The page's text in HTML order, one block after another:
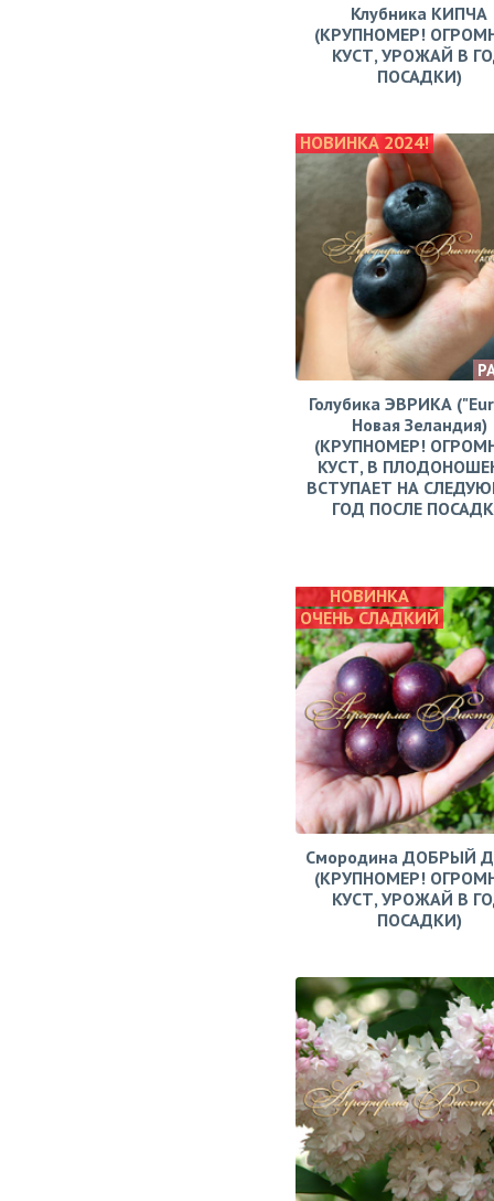
Клубника КИПЧА
(КРУПНОМЕР!
КУСТ, УРОЖАЙ В
ПОСАДКИ)
НОВИНКА 2024!
Голубика ЭВРИКА
Новая Зеландия)
(КРУПНОМЕР!
КУСТ, В
ВСТУПАЕТ НА
ГОД ПОСЛЕ
НОВИНКА
ОЧЕНЬ СЛАДКИЙ
Смородина ДОБРЫЙ
(КРУПНОМЕР!
КУСТ, УРОЖАЙ В
ПОСАДКИ)